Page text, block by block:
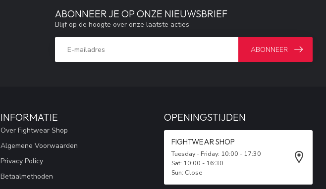
ABONNEER JE OP ONZE NIEUWSBRIEF
Blijf op de hoogte over onze laatste acties
ABONNEER
INFORMATIE
Over Fightwear Shop
Algemene Voorwaarden
Privacy Policy
Betaalmethoden
OPENINGSTIJDEN
FIGHTWEAR SHOP
Tuesday - Friday: 10:00 - 17:30
Sat: 10:00 - 16:30
Sun: Close